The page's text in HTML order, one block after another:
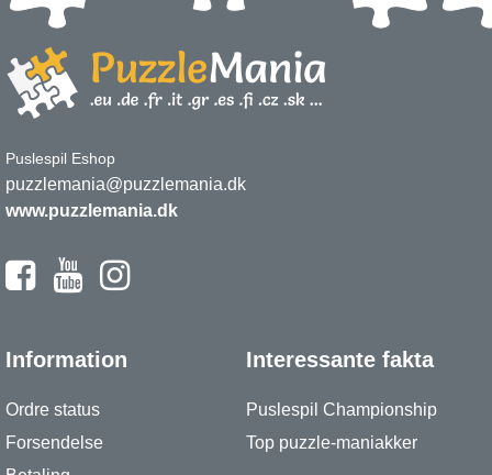
Puslespil Eshop
puzzlemania@puzzlemania.dk
www.puzzlemania.dk
Information
Ordre status
Forsendelse
Interessante fakta
Puslespil Championship
Top puzzle-maniakker